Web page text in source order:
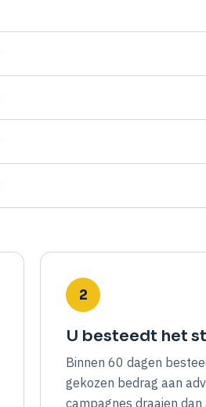
2
U besteedt het
Binnen 60 dagen
gekozen bedrag aan
campagnes draaien